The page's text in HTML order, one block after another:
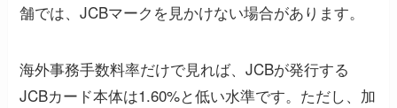
舗では、JCBマークを見かけない場合があります。
海外事務手数料率だけで見れば、JCBが発行する
JCBカード本体は1.60%と低い水準です。ただし、加